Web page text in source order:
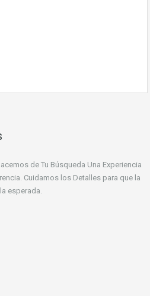
de Tu Búsqueda Una Experiencia
Cuidamos los Detalles para que la
esperada.